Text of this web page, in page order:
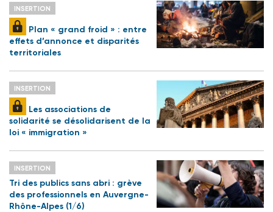
INSERTION
Plan « grand froid » : entre
effets d’annonce et disparités
territoriales
INSERTION
Les associations de
solidarité se désolidarisent de la
loi « immigration »
INSERTION
Tri des publics sans abri : grève
des professionnels en Auvergne-
Rhône-Alpes (1/6)